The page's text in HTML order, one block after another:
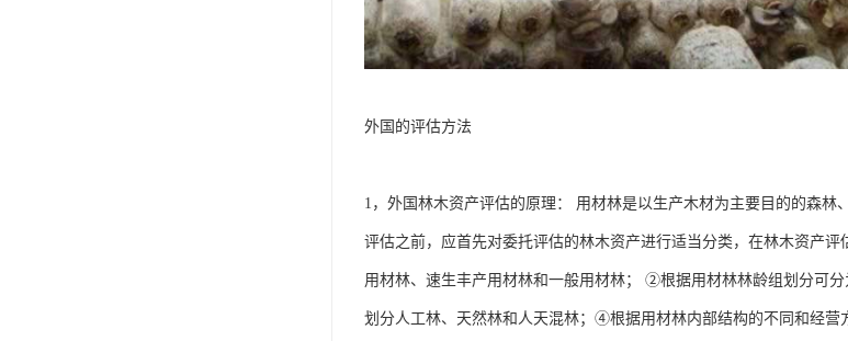
外国的评估方法
1，外国林木资产评估的原理： 用材林是以生产木材为主要目的的森
评估之前，应首先对委托评估的林木资产进行适当分类，在林木资产
用材林、速生丰产用材林和一般用材林； ②根据用材林林龄组划分可
划分人工林、天然林和人天混林；④根据用材林内部结构的不同和经